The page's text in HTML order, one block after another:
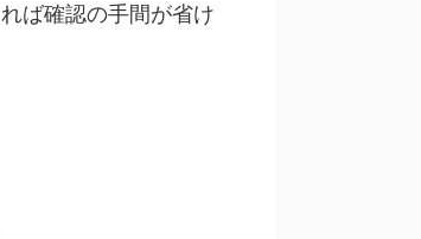
ば確認の手間が省け